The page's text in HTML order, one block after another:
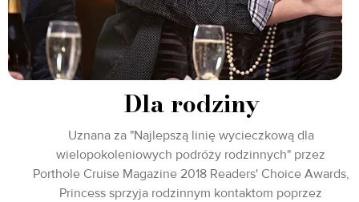
Dla rodziny
Uznana za "Najlepszą linię wycieczkową dla
wielopokoleniowych podróży rodzinnych" przez
Porthole Cruise Magazine 2018 Readers' Choice Awards,
Princess sprzyja rodzinnym kontaktom poprzez